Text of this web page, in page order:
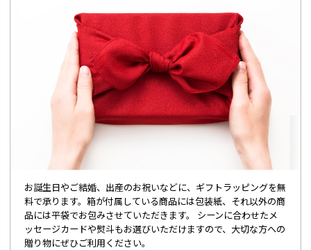
お誕生日やご結婚、出産のお祝いなどに、ギフトラッピングを無
料で承ります。箱が付属している商品には包装紙、それ以外の商
品には平袋でお包みさせていただきます。 シーンに合わせたメ
ッセージカードや熨斗もお選びいただけますので、大切な方への
贈り物にぜひご利用ください。